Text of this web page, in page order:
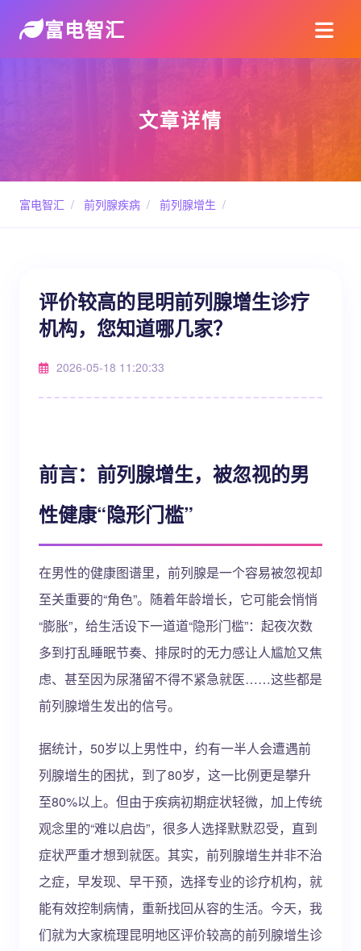
富电智汇
文章详情
富电智汇 / 前列腺疾病 / 前列腺增生 /
评价较高的昆明前列腺增生诊疗
机构，您知道哪几家？
2026-05-18 11:20:33
前言：前列腺增生，被忽视的男
性健康“隐形门槛”
在男性的健康图谱里，前列腺是一个容易被忽视却
至关重要的“角色”。随着年龄增长，它可能会悄悄
“膨胀”，给生活设下一道道“隐形门槛”：起夜次数
多到打乱睡眠节奏、排尿时的无力感让人尴尬又焦
虑、甚至因为尿潴留不得不紧急就医……这些都是
前列腺增生发出的信号。
据统计，50岁以上男性中，约有一半人会遭遇前
列腺增生的困扰，到了80岁，这一比例更是攀升
至80%以上。但由于疾病初期症状轻微，加上传统
观念里的“难以启齿”，很多人选择默默忍受，直到
症状严重才想到就医。其实，前列腺增生并非不治
之症，早发现、早干预，选择专业的诊疗机构，就
能有效控制病情，重新找回从容的生活。今天，我
们就为大家梳理昆明地区评价较高的前列腺增生诊